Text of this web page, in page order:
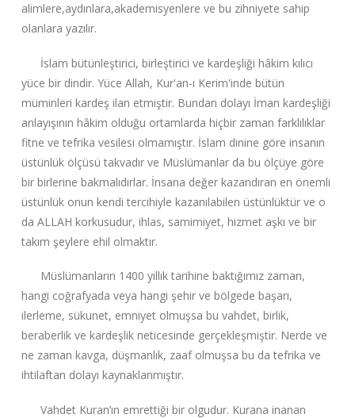
alimlere,aydınlara,akademisyenlere ve bu zihniyete sahip
olanlara yazılır.
İslam bütünleştirici, birleştirici ve kardeşliği hâkim kılıcı
yüce bir dindir. Yüce Allah, Kur'an-ı Kerim'inde bütün
müminleri kardeş ilan etmiştir. Bundan dolayı İman kardeşliği
anlayışının hâkim olduğu ortamlarda hiçbir zaman farklılıklar
fitne ve tefrika vesilesi olmamıştır. İslam dinine göre insanın
üstünlük ölçüsü takvadır ve Müslümanlar da bu ölçüye göre
bir birlerine bakmalıdırlar. İnsana değer kazandıran en önemli
üstünlük onun kendi tercihiyle kazanılabilen üstünlüktür ve o
da ALLAH korkusudur, ihlas, samimiyet, hizmet aşkı ve bir
takım şeylere ehil olmaktır.
Müslümanların 1400 yıllık tarihine baktığımız zaman,
hangi coğrafyada veya hangi şehir ve bölgede başarı,
ilerleme, sükunet, emniyet olmuşsa bu vahdet, birlik,
beraberlik ve kardeşlik neticesinde gerçekleşmiştir. Nerde ve
ne zaman kavga, düşmanlık, zaaf olmuşsa bu da tefrika ve
ihtilaftan dolayı kaynaklanmıştır.
Vahdet Kuran’ın emrettiği bir olgudur. Kurana inanan